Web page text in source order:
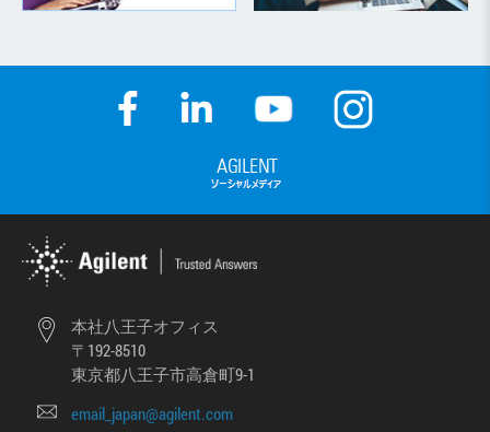
本社八王子オフィス
〒192-8510
東京都八王子市高倉町9-1
email_japan@agilent.com